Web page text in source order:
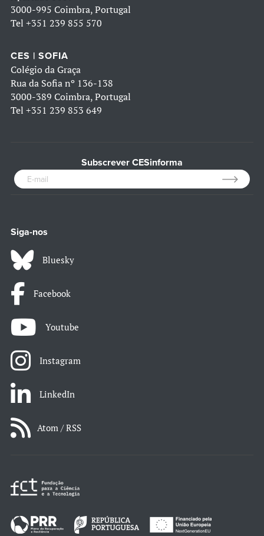
3000-995 Coimbra, Portugal
Tel +351 239 855 570
CES | SOFIA
Colégio da Graça
Rua da Sofia nº 136-138
3000-389 Coimbra, Portugal
Tel +351 239 853 649
Subscrever CESinforma
Siga-nos
Bluesky
Facebook
Youtube
Instagram
LinkedIn
Atom / RSS